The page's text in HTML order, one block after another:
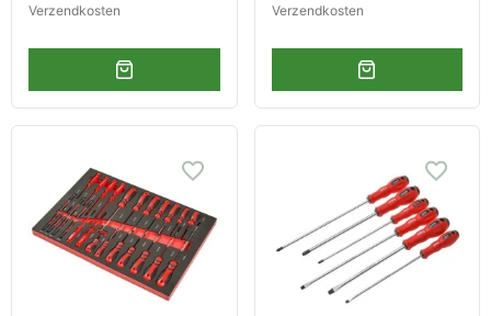
Verzendkosten
Verzendkosten